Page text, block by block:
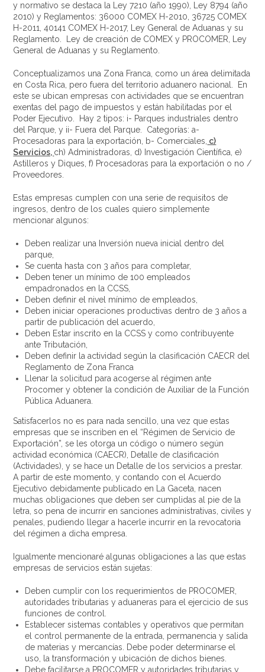
y normativo se destaca la Ley 7210 (año 1990), Ley 8794 (año
2010) y Reglamentos: 36000 COMEX H-2010, 36725 COMEX
H-2011, 40141 COMEX H-2017, Ley General de Aduanas y su
Reglamento. Ley de creación de COMEX y PROCOMER, Ley
General de Aduanas y su Reglamento.
Conceptualizamos una Zona Franca, como un área delimitada
en Costa Rica, pero fuera del territorio aduanero nacional. En
este se ubican empresas con actividades que se encuentran
exentas del pago de impuestos y están habilitadas por el
Poder Ejecutivo. Hay 2 tipos: i- Parques industriales dentro
del Parque, y ii- Fuera del Parque. Categorías: a-
Procesadoras para la exportación, b- Comerciales, c)
Servicios, ch) Administradoras, d) Investigación Científica, e)
Astilleros y Diques, f) Procesadoras para la exportación o no /
Proveedores.
Estas empresas cumplen con una serie de requisitos de
ingresos, dentro de los cuales quiero simplemente
mencionar algunos:
Deben realizar una Inversión nueva inicial dentro del
parque,
Se cuenta hasta con 3 años para completar,
Deben tener un mínimo de 100 empleados
empadronados en la CCSS,
Deben definir el nivel mínimo de empleados,
Deben iniciar operaciones productivas dentro de 3 años a
partir de publicación del acuerdo,
Deben Estar inscrito en la CCSS y como contribuyente
ante Tributación,
Deben definir la actividad según la clasificación CAECR del
Reglamento de Zona Franca
Llenar la solicitud para acogerse al régimen ante
Procomer y obtener la condición de Auxiliar de la Función
Pública Aduanera.
Satisfacerlos no es para nada sencillo, una vez que estas
empresas que se inscriben en el “Régimen de Servicio de
Exportación”, se les otorga un código o número según
actividad económica (CAECR), Detalle de clasificación
(Actividades), y se hace un Detalle de los servicios a prestar.
A partir de este momento, y contando con el Acuerdo
Ejecutivo debidamente publicado en La Gaceta, nacen
muchas obligaciones que deben ser cumplidas al pie de la
letra, so pena de incurrir en sanciones administrativas, civiles y
penales, pudiendo llegar a hacerle incurrir en la revocatoria
del régimen a dicha empresa.
Igualmente mencionaré algunas obligaciones a las que estas
empresas de servicios están sujetas:
Deben cumplir con los requerimientos de PROCOMER,
autoridades tributarias y aduaneras para el ejercicio de sus
funciones de control.
Establecer sistemas contables y operativos que permitan
el control permanente de la entrada, permanencia y salida
de materias y mercancías. Debe poder determinarse el
uso, la transformación y ubicación de dichos bienes.
Debe facilitarse a PROCOMER y autoridades tributarias y